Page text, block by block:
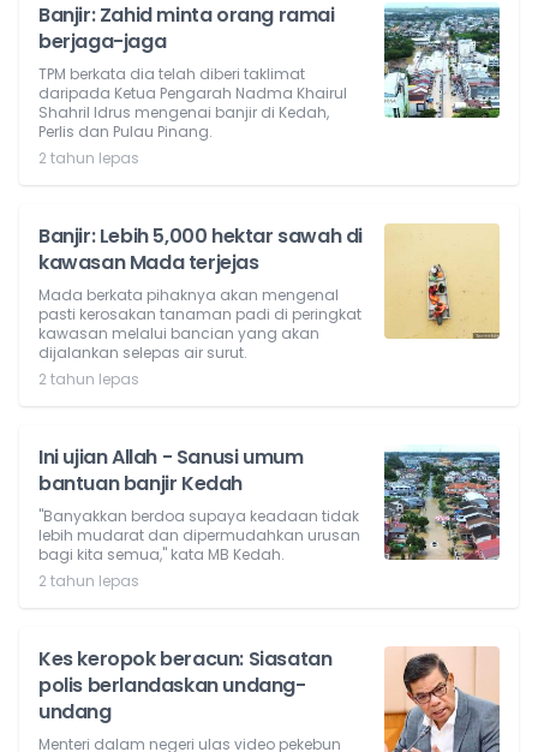
Banjir: Zahid minta orang ramai
berjaga-jaga
TPM berkata dia telah diberi taklimat
daripada Ketua Pengarah Nadma Khairul
Shahril Idrus mengenai banjir di Kedah,
Perlis dan Pulau Pinang.
2 tahun lepas
Banjir: Lebih 5,000 hektar sawah di
kawasan Mada terjejas
Mada berkata pihaknya akan mengenal
pasti kerosakan tanaman padi di peringkat
kawasan melalui bancian yang akan
dijalankan selepas air surut.
2 tahun lepas
Ini ujian Allah - Sanusi umum
bantuan banjir Kedah
"Banyakkan berdoa supaya keadaan tidak
lebih mudarat dan dipermudahkan urusan
bagi kita semua," kata MB Kedah.
2 tahun lepas
Kes keropok beracun: Siasatan
polis berlandaskan undang-
undang
Menteri dalam negeri ulas video pekebun